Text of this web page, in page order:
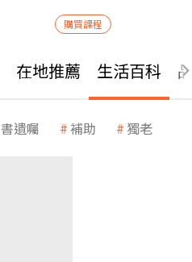
購買課程
在地推薦 生活百科
遺囑 補助 獨老